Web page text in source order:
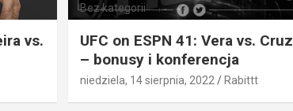
vs.
Bez kategorii
UFC on ESPN 41: Vera vs. Cruz
– bonusy i konferencja
niedziela, 14 sierpnia, 2022 Rabittt